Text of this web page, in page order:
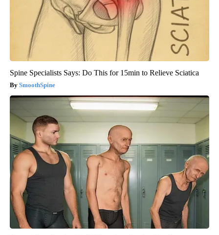
Spine Specialists Says: Do This for 15min to Relieve Sciatica
SmoothSpine